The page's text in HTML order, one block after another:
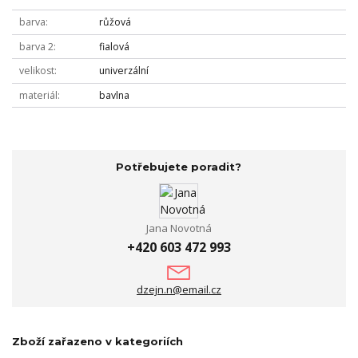
barva
růžová
barva 2
fialová
velikost
univerzální
materiál
bavlna
Potřebujete poradit?
Jana Novotná
+420 603 472 993
dzejn.n@email.cz
Zboží zařazeno v kategoriích